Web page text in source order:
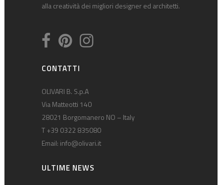
alla creatività dei migliori designer ed architetti.
CONTATTI
OLIVARI B. S.p.A
Via Matteotti 140
28021 Borgomanero NO – Italy
T +39 0322 835080
Email: info@olivari.it
ULTIME NEWS